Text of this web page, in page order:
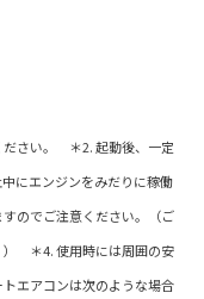
ださい。 ＊2. 起動後、一定
にエンジンをみだりに稼働
のでご注意ください。（ご
） ＊4. 使用時には周囲の安
エアコンは次のような場合